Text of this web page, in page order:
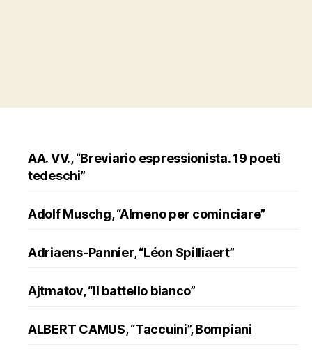
AA. VV., “Breviario espressionista. 19 poeti
tedeschi”
Adolf Muschg, “Almeno per cominciare”
Adriaens-Pannier, “Léon Spilliaert”
Ajtmatov, “Il battello bianco”
ALBERT CAMUS, “Taccuini”, Bompiani